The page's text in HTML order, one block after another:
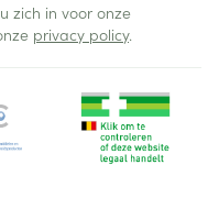
zich in voor onze
privacy policy.